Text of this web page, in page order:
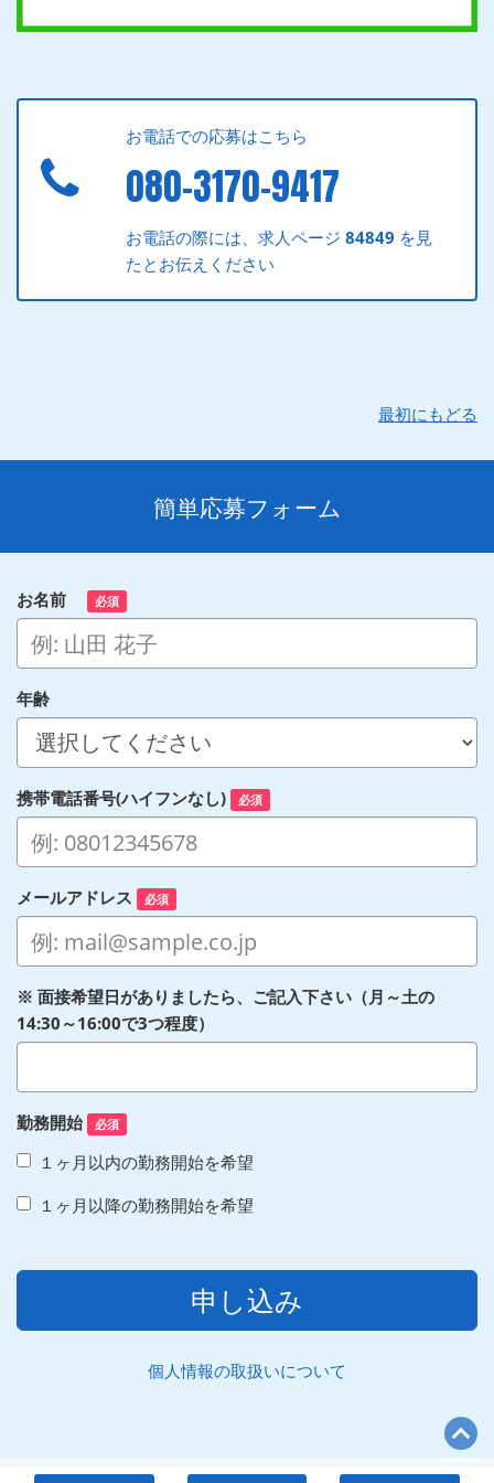
お電話での応募はこちら
080-3170-9417
お電話の際には、求人ページ84849 を見
たとお伝えください
最初にもどる
簡単応募フォーム
お名前 必須
年齢
携帯電話番号(ハイフンなし) 必須
メールアドレス 必須
※ 面接希望日がありましたら、ご記入下さい（月～土の
14:30～16:00で3つ程度）
勤務開始 必須
１ヶ月以内の勤務開始を希望
１ヶ月以降の勤務開始を希望
申し込み
個人情報の取扱いについて